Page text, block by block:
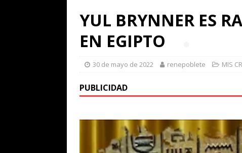
❅
❅
YUL BRYNNER ES
EN EGIPTO
30 de mayo de 2022 renepoblete MIS
PUBLICIDAD